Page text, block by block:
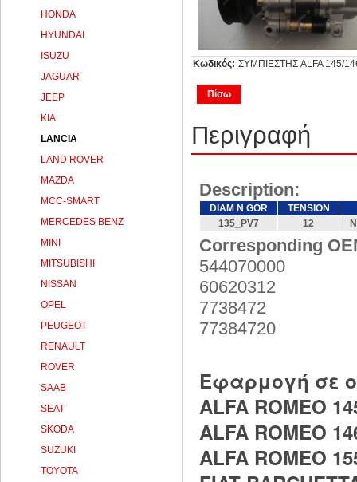
Κωδικός: ΣΥΜΠΙΕΣΤΗΣ ALFA 145/
Πίσω
Περιγραφή
Description:
DIAM N GOR
TENSION
135_PV7
12
Corresponding
544070000
60620312
7738472
77384720
Εφαρμογή σε
ALFA ROMEO
ALFA ROMEO
ALFA ROMEO
HONDA
HYUNDAI
ISUZU
JAGUAR
JEEP
KIA
LANCIA
LAND ROVER
MAZDA
MCC-SMART
MERCEDES BENZ
MINI
MITSUBISHI
NISSAN
OPEL
PEUGEOT
RENAULT
ROVER
SAAB
SEAT
SKODA
SUZUKI
TOYOTA